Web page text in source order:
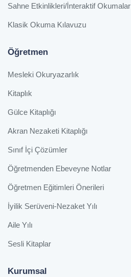
Sahne Etkinlikleri/İnteraktif Okumalar
Klasik Okuma Kılavuzu
Öğretmen
Mesleki Okuryazarlık
Kitaplık
Gülce Kitaplığı
Akran Nezaketi Kitaplığı
Sınıf İçi Çözümler
Öğretmenden Ebeveyne Notlar
Öğretmen Eğitimleri Önerileri
İyilik Serüveni-Nezaket Yılı
Aile Yılı
Sesli Kitaplar
Kurumsal